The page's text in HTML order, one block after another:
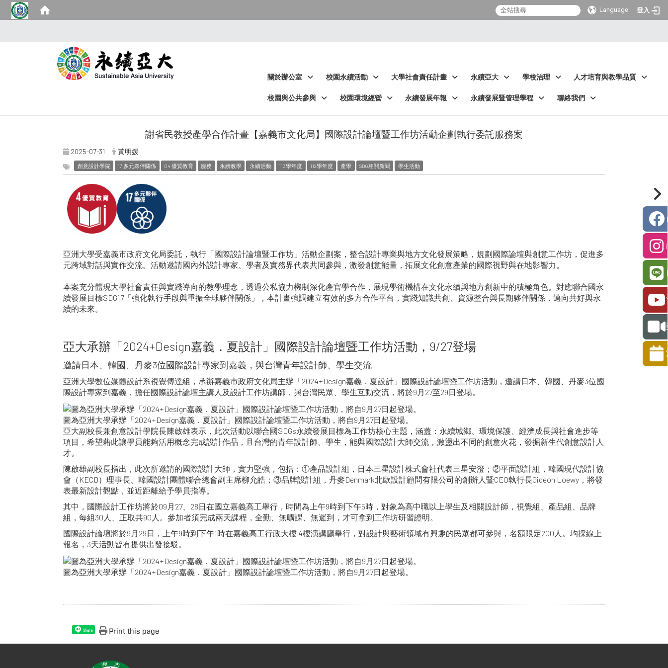
Language 登入
關於辦公室 校園永續活動 大學社會責任計畫 永續亞大 學校治理 人才培育與教學品質
校園與公共參與 校園環境經營 永續發展年報 永續發展暨管理學程 聯絡我們
謝省民教授產學合作計畫【嘉義市文化局】國際設計論壇暨工作坊活動企劃執行委託服務案
2025-07-31 黃明媛
創意設計學院 17 多元夥伴關係 04 優質教育 服務 永續教學 永續活動 113學年度 112學年度 產學 SDG相關新聞 學生活動
亞洲大學受嘉義市政府文化局委託，執行「國際設計論壇暨工作坊」活動企劃案，整合設計專業與地方文化發展策略，規劃國際論壇與創意工作坊，促進多
元跨域對話與實作交流。活動邀請國內外設計專家、學者及實務界代表共同參與，激發創意能量，拓展文化創意產業的國際視野與在地影響力。
本案充分體現大學社會責任與實踐導向的教學理念，透過公私協力機制深化產官學合作，展現學術機構在文化永續與地方創新中的積極角色。對應聯合國永
續發展目標SDG17「強化執行手段與重振全球夥伴關係」，本計畫強調建立有效的多方合作平台，實踐知識共創、資源整合與長期夥伴關係，邁向共好與永
續的未來。
亞大承辦「2024+Design嘉義．夏設計」國際設計論壇暨工作坊活動，9/27登場
邀請日本、韓國、丹麥3位國際設計專家到嘉義，與台灣青年設計師、學生交流
亞洲大學數位媒體設計系視覺傳達組，承辦嘉義市政府文化局主辦「2024+Design嘉義．夏設計」國際設計論壇暨工作坊活動，邀請日本、韓國、丹麥3位國
際設計專家到嘉義，擔任國際設計論壇主講人及設計工作坊講師，與台灣民眾、學生互動交流，將於9月27至29日登場。
圖為亞洲大學承辦「2024+Design嘉義．夏設計」國際設計論壇暨工作坊活動，將自9月27日起登場。
亞大副校長兼創意設計學院長陳啟雄表示，此次活動以聯合國SDGs永續發展目標為工作坊核心主題，涵蓋：永續城鄉、環境保護、經濟成長與社會進步等
項目，希望藉此讓學員能夠活用概念完成設計作品，且台灣的青年設計師、學生，能與國際設計大師交流，激盪出不同的創意火花，發掘新生代創意設計人
才。
陳啟雄副校長指出，此次所邀請的國際設計大師，實力堅強，包括：①產品設計組，日本三星設計株式會社代表三星安澄；②平面設計組，韓國現代設計協
會（KECD）理事長、韓國設計團體聯合總會副主席柳允皓；③品牌設計組，丹麥Denmark北歐設計顧問有限公司的創辦人暨CEO執行長Gideon Loewy，將發
表最新設計觀點，並近距離給予學員指導。
其中，國際設計工作坊將於09月27、28日在國立嘉義高工舉行，時間為上午9時到下午5時，對象為高中職以上學生及相關設計師，視覺組、產品組、品牌
組，每組30人、正取共90人。參加者須完成兩天課程，全勤、無曠課、無遲到，才可拿到工作坊研習證明。
國際設計論壇將於9月29日，上午9時到下午1時在嘉義高工行政大樓 4樓演講廳舉行，對設計與藝術領域有興趣的民眾都可參與，名額限定200人。均採線上
報名，3天活動皆有提供出發接駁。
圖為亞洲大學承辦「2024+Design嘉義．夏設計」國際設計論壇暨工作坊活動，將自9月27日起登場。
Share Print this page